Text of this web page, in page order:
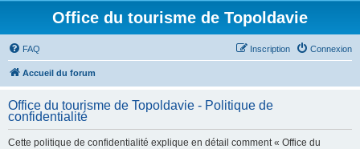
Office du tourisme de Topoldavie
FAQ Connexion
Inscription
Accueil du forum
Office du tourisme de Topoldavie - Politique de
confidentialité
Cette politique de confidentialité explique en détail comment « Office du